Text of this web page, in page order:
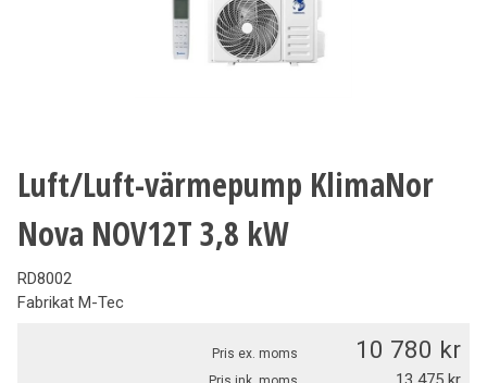
Luft/Luft-värmepump KlimaNor
Nova NOV12T 3,8 kW
RD8002
Fabrikat M-Tec
Pris ex. moms 10 780